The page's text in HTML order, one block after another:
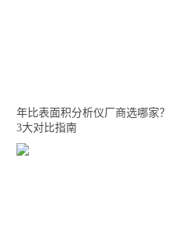
年比表面积分析仪厂商选哪家？
3大对比指南